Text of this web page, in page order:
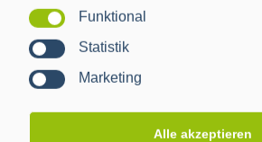
Funktional
Statistik
Marketing
Alle akzeptieren
förderprojekt iMSys
intelligentes Messsystem
nachhaltig netzbeobachtbarkeit
rezertifizierung Rollout